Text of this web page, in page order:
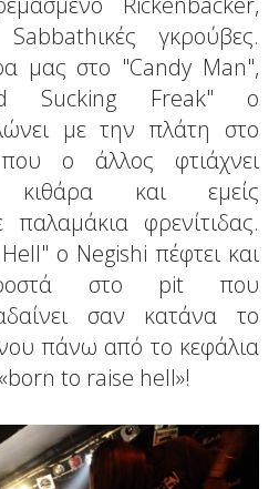
γκρούβες.
μας στο "Candy Man",
Sucking Freak" o
με την πλάτη στο
ο άλλος φτιάχνει
κιθάρα και εμείς
φρενίτιδας.
ο Negishi πέφτει και
στο pit που
σαν κατάνα το
πάνω από το κεφάλια
to raise hell»!